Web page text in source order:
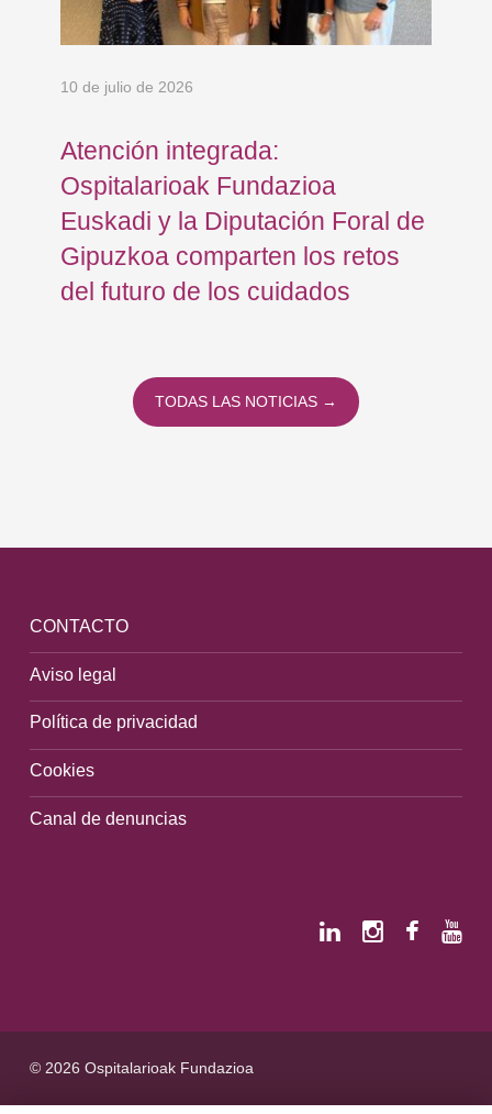
10 de julio de 2026
Atención integrada:
Ospitalarioak Fundazioa
Euskadi y la Diputación Foral de
Gipuzkoa comparten los retos
del futuro de los cuidados
TODAS LAS NOTICIAS →
CONTACTO
Aviso legal
Política de privacidad
Cookies
Canal de denuncias
© 2026 Ospitalarioak Fundazioa